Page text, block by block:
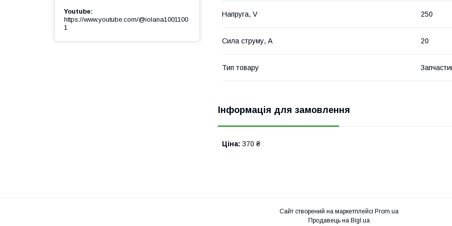
Напруга, V 250
Сила струму, A 20
Тип товару
Інформація для замовлення
Ціна: 370 ₴
Youtube
https://www.youtube.com/@iolana1001100
1
Сайт створений на маркетплейсі Prom.ua
Продавець на Bigl.ua